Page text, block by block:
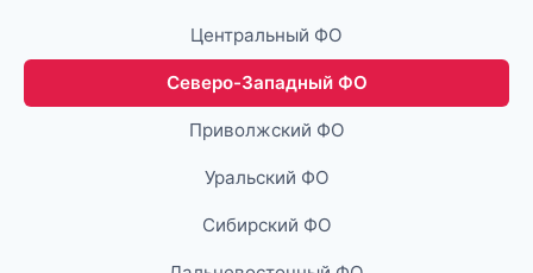
Центральный ФО
Северо-Западный ФО
Приволжский ФО
Уральский ФО
Сибирский ФО